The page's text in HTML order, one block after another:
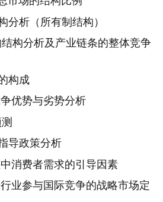
分析（所有制结构）
构分析及产业链条的整体竞争
构成
优势与劣势分析
导政策分析
消费者需求的引导因素
业参与国际竞争的战略市场定